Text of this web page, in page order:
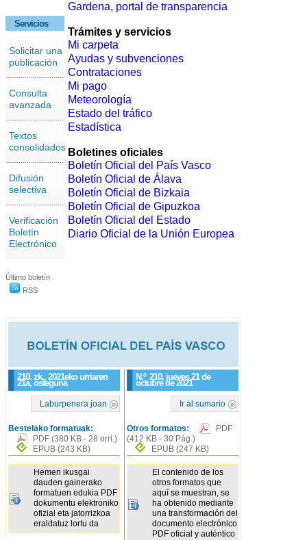
Servicios
Solicitar una
publicación
Consulta
avanzada
Textos
consolidados
Difusión
selectiva
Verificación
Boletín
Electrónico
Último boletín
RSS
210. zk., 2021eko urriaren
21a, osteguna
N.º 210, jueves 21 de
octubre de 2021
Laburpenera joan
Bestelako formatuak:
PDF (380 KB - 28 orri.)
EPUB (243 KB)
Hemen ikusgai
dauden gainerako
formatuen edukia PDF
dokumentu elektroniko
ofizial eta jatorrizkoa
eraldatuz lortu da
Ir al sumario
Otros formatos:
PDF
(412 KB - 30 Pág.)
EPUB(247 KB)
El contenido de los
otros formatos que
aquí se muestran, se
ha obtenido mediante
una transformación del
documento electrónico
PDF oficial y auténtico
Gardena, portal de transparencia
Trámites y servicios
Mi carpeta
Ayudas y subvenciones
Contrataciones
Mi pago
Meteorología
Estado del tráfico
Estadística
Boletines oficiales
Boletín Oficial del País Vasco
Boletín Oficial de Álava
Boletín Oficial de Bizkaia
Boletín Oficial de Gipuzkoa
Boletín Oficial del Estado
Diario Oficial de la Unión Europea